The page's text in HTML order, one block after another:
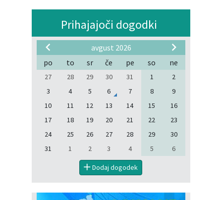
Prihajajoči dogodki
avgust 2026
po
to sr če pe so ne
27 28 29 30 31 1
2
3
4 5 6 7 8
9
10
11 12 13 14 15
16
17
18 19 20 21 22
23
24
25 26 27 28 29
30
31
1 2 3 4 5 6
Dodaj dogodek